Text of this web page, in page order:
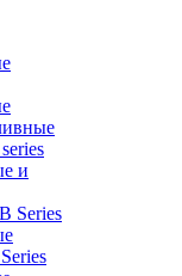
и
Series